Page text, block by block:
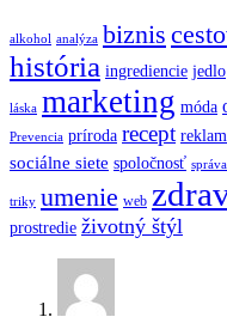
alkohol analýza biznis
história ingrediencie jedlo
láska marketing móda
Prevencia príroda recept
sociálne siete spoločnosť
triky umenie web
prostredie životný štýl